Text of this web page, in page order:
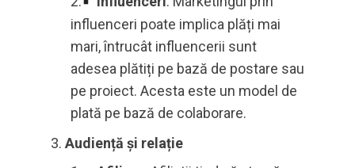
influenceri poate implica plăți mai
mari, întrucât influencerii sunt
adesea plătiți pe bază de postare sau
pe proiect. Acesta este un model de
plată pe bază de colaborare.
Audiență și relație